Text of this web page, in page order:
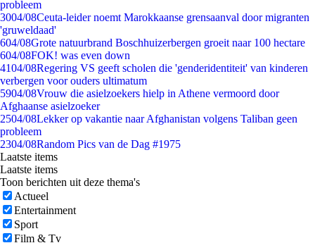
probleem
3004/08Ceuta-leider noemt Marokkaanse grensaanval door migranten
'gruweldaad'
604/08Grote natuurbrand Boschhuizerbergen groeit naar 100 hectare
604/08FOK! was even down
4104/08Regering VS geeft scholen die 'genderidentiteit' van kinderen
verbergen voor ouders ultimatum
5904/08Vrouw die asielzoekers hielp in Athene vermoord door
Afghaanse asielzoeker
2504/08Lekker op vakantie naar Afghanistan volgens Taliban geen
probleem
2304/08Random Pics van de Dag #1975
Laatste items
Laatste items
Toon berichten uit deze thema's
Actueel
Entertainment
Sport
Film & Tv